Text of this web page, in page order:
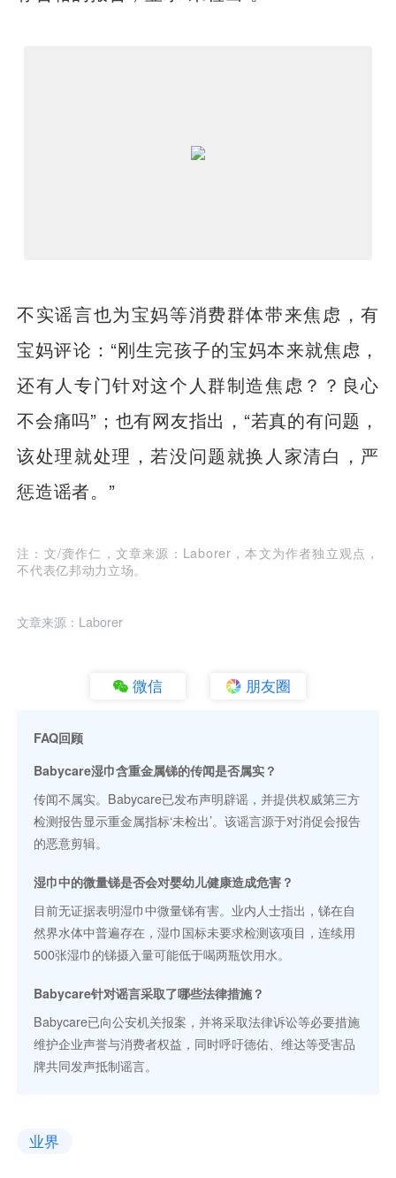
不实谣言也为宝妈等消费群体带来焦虑，有
宝妈评论：“刚生完孩子的宝妈本来就焦虑，
还有人专门针对这个人群制造焦虑？？良心
不会痛吗”；也有网友指出，“若真的有问题，
该处理就处理，若没问题就换人家清白，严
惩造谣者。”
注：文/龚作仁，文章来源：Laborer，本文为作者独立观点，
不代表亿邦动力立场。
文章来源：Laborer
微信 朋友圈
FAQ回顾
Babycare湿巾含重金属锑的传闻是否属实？
传闻不属实。Babycare已发布声明辟谣，并提供权威第三方
检测报告显示重金属指标‘未检出’。该谣言源于对消促会报告
的恶意剪辑。
湿巾中的微量锑是否会对婴幼儿健康造成危害？
目前无证据表明湿巾中微量锑有害。业内人士指出，锑在自
然界水体中普遍存在，湿巾国标未要求检测该项目，连续用
500张湿巾的锑摄入量可能低于喝两瓶饮用水。
Babycare针对谣言采取了哪些法律措施？
Babycare已向公安机关报案，并将采取法律诉讼等必要措施
维护企业声誉与消费者权益，同时呼吁德佑、维达等受害品
牌共同发声抵制谣言。
业界